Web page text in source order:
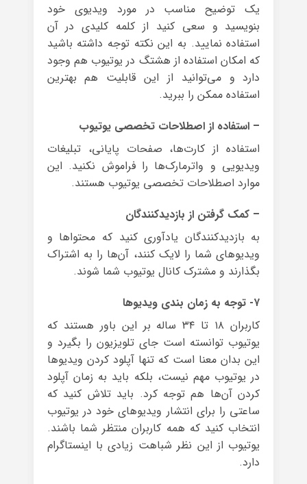
یک توضیح مناسب در مورد ویدیوی خود
بنویسید و سعی کنید از کلمه کلیدی در آن
استفاده نمایید. به این نکته توجه داشته باشید
که امکان استفاده از هشتگ در یوتیوب هم وجود
دارد و می‌توانید از این قابلیت هم بهترین
استفاده ممکن را ببرید.
– استفاده از اصطلاحات تخصصی یوتیوب
استفاده از کارت‌ها، صفحات پایانی، تبلیغات
ویدیویی و واترمارک‌ها را فراموش نکنید. این
موارد اصطلاحات تخصصی یوتیوب هستند.
– کمک گرفتن از بازدیدکنندگان
به بازدیدکنندگان یادآوری کنید که محتواها و
ویدیوهای شما را لایک کنند، آن‌ها را به اشتراک
بگذارند و مشترک کانال یوتیوب شما شوند.
۷- توجه به زمان بندی ویدیوها
کاربران ۱۸ تا ۳۴ ساله بر این باور هستند که
یوتیوب توانسته است جای تلویزیون را بگیرد و
این بدان معنا است که تنها آپلود کردن ویدیوها
در یوتیوب مهم نیست، بلکه باید به زمان آپلود
کردن آن‌ها هم توجه کرد. باید تلاش کنید که
ساعتی را برای انتشار ویدیوهای خود در یوتیوب
انتخاب کنید که همه کاربران منتظر شما باشند.
یوتیوب از این نظر شباهت زیادی با اینستاگرام
دارد.